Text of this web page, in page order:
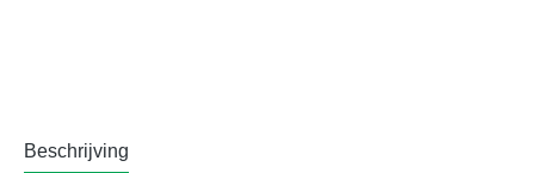
Beschrijving